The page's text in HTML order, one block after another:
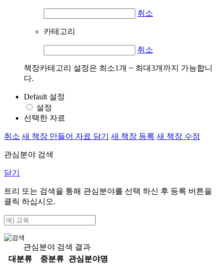
취소
카테고리
취소
책장카테고리 설정은 최소1개 ~ 최대3개까지 가능합니
다.
Default 설정
설정
선택한 자료
취소 새 책장 만들어 자료 담기 새 책장 등록 새 책장 수정
관심분야 검색
닫기
트리 또는 검색을 통해 관심분야를 선택 하신 후 등록 버튼을
클릭 하십시오.
관심분야 검색 결과
대분류
중분류
관심분야명